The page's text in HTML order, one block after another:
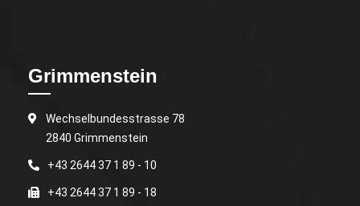
Grimmenstein
Wechselbundesstrasse 78
2840 Grimmenstein
+43 2644 37 1 89 - 10
+43 2644 37 1 89 - 18